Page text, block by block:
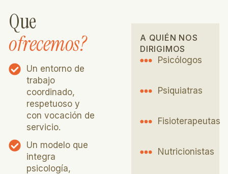
Que
ofrecemos?
Un entorno de
trabajo
coordinado,
respetuoso y
con vocación de
servicio.
Un modelo que
integra
psicología,
A QUIÉN NOS
DIRIGIMOS
Psicólogos
Psiquiatras
Fisioterapeutas
Nutricionistas